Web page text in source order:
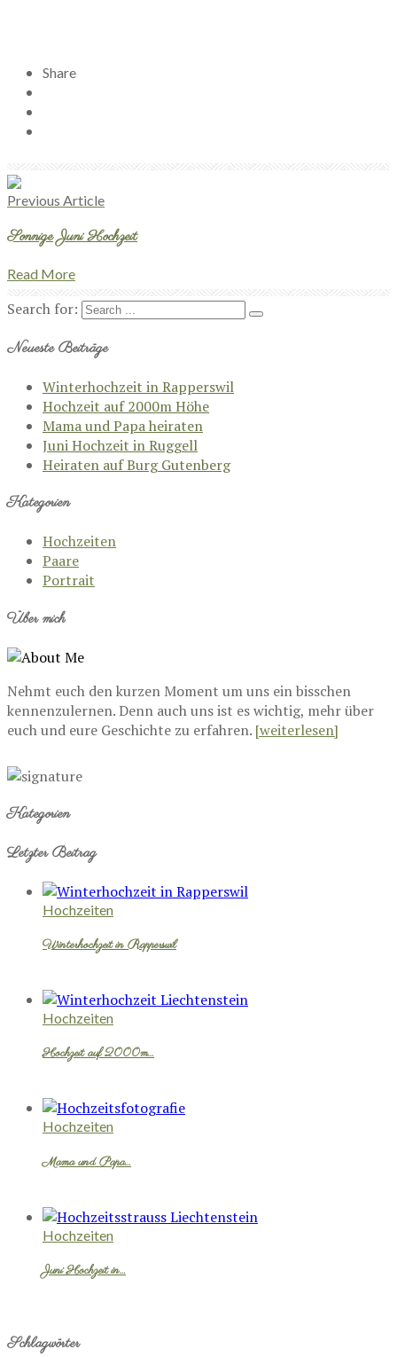
Share
Previous Article
Sonnige Juni Hochzeit
Read More
Search for:
Neueste Beiträge
Winterhochzeit in Rapperswil
Hochzeit auf 2000m Höhe
Mama und Papa heiraten
Juni Hochzeit in Ruggell
Heiraten auf Burg Gutenberg
Kategorien
Hochzeiten
Paare
Portrait
Über mich
Nehmt euch den kurzen Moment um uns ein bisschen
kennenzulernen. Denn auch uns ist es wichtig, mehr über
euch und eure Geschichte zu erfahren. [weiterlesen]
Kategorien
Letzter Beitrag
Hochzeiten
Winterhochzeit in Rapperswil
Hochzeiten
Hochzeit auf 2000m…
Hochzeiten
Mama und Papa…
Hochzeiten
Juni Hochzeit in…
Schlagwörter